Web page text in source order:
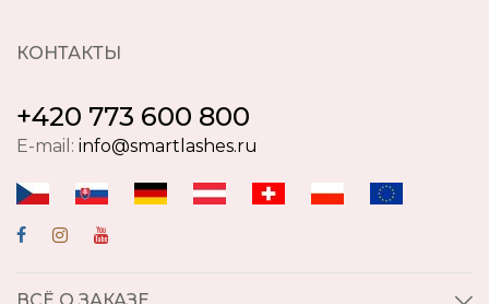
КОНТАКТЫ
+420 773 600 800
E-mail: info@smartlashes.ru